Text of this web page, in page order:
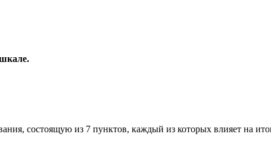
состоящую из 7 пунктов, каждый из которых влияет на